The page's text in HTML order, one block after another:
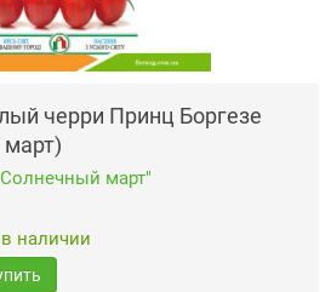
черри Принц Боргезе
март"
наличии